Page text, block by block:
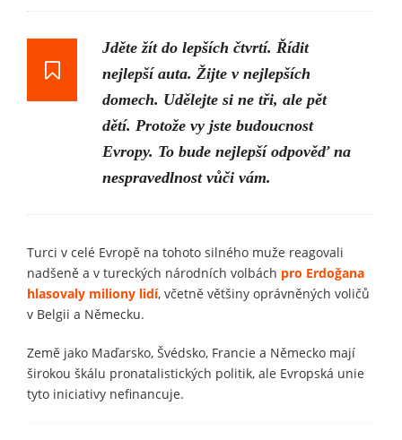
Jděte žít do lepších čtvrtí. Řídit
nejlepší auta. Žijte v nejlepších
domech. Udělejte si ne tři, ale pět
dětí. Protože vy jste budoucnost
Evropy. To bude nejlepší odpověď na
nespravedlnost vůči vám.
Turci v celé Evropě na tohoto silného muže reagovali
nadšeně a v tureckých národních volbách pro Erdoğana
hlasovaly miliony lidí, včetně většiny oprávněných voličů
v Belgii a Německu.
Země jako Maďarsko, Švédsko, Francie a Německo mají
širokou škálu pronatalistických politik, ale Evropská unie
tyto iniciativy nefinancuje.